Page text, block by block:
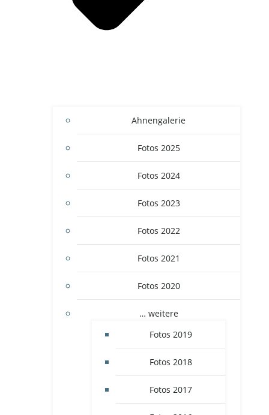
Ahnengalerie
Fotos 2025
Fotos 2024
Fotos 2023
Fotos 2022
Fotos 2021
Fotos 2020
… weitere
Fotos 2019
Fotos 2018
Fotos 2017